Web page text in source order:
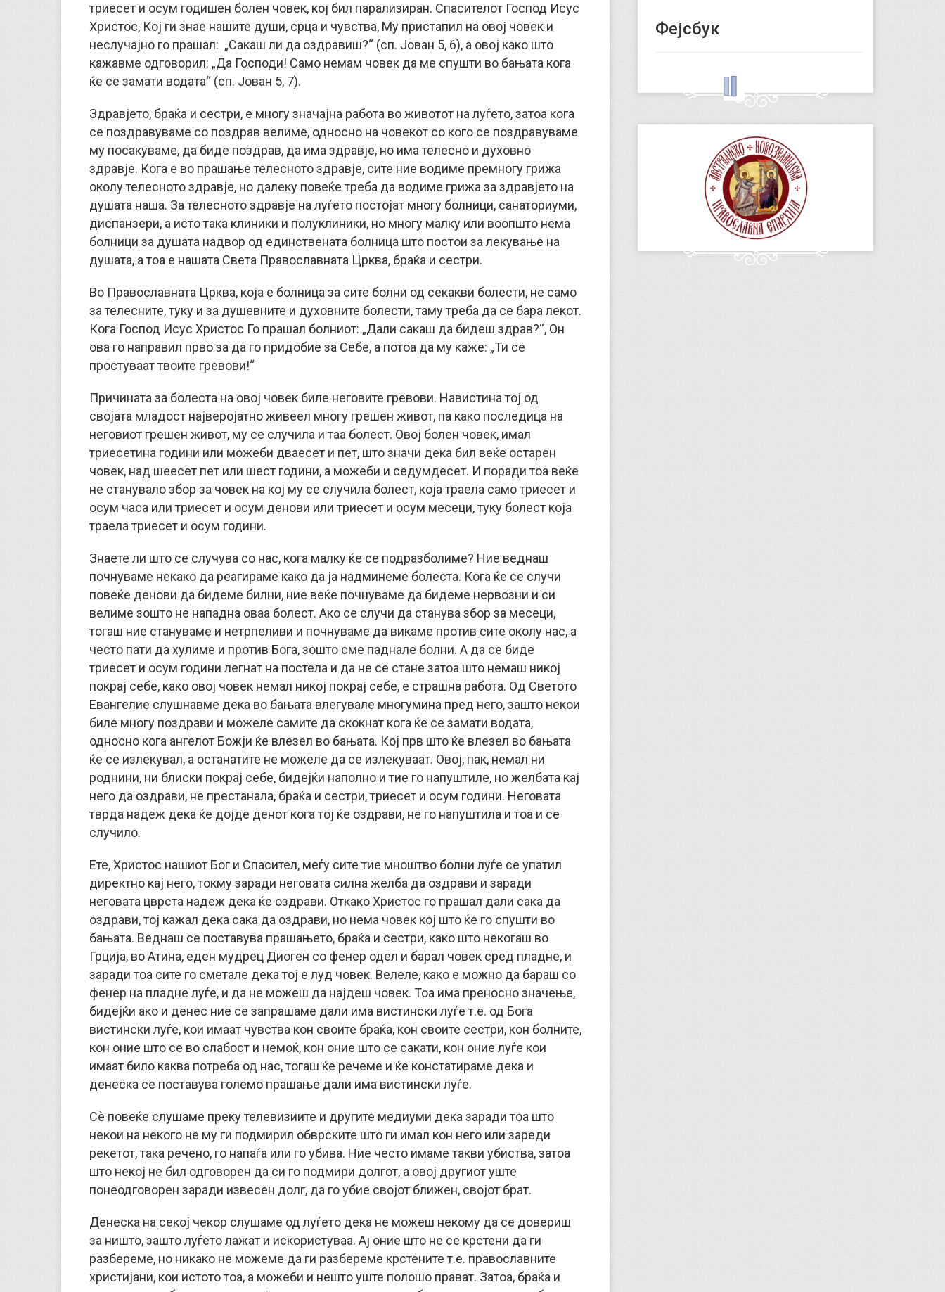
триесет и осум годишен болен човек, кој бил парализиран. Спасителот Господ Исус
Христос, Кој ги знае нашите души, срца и чувства, Му пристапил на овој човек и
неслучајно го прашал: „Сакаш ли да оздравиш?“ (сп. Јован 5, 6), а овој како што
кажавме одговорил: „Да Господи! Само немам човек да ме спушти во бањата кога
ќе се замати водата“ (сп. Јован 5, 7).
Здравјето, браќа и сестри, е многу значајна работа во животот на луѓето, затоа кога
се поздравуваме со поздрав велиме, односно на човекот со кого се поздравуваме
му посакуваме, да биде поздрав, да има здравје, но има телесно и духовно
здравје. Кога е во прашање телесното здравје, сите ние водиме премногу грижа
околу телесното здравје, но далеку повеќе треба да водиме грижа за здравјето на
душата наша. За телесното здравје на луѓето постојат многу болници, санаториуми,
диспанзери, а исто така клиники и полуклиники, но многу малку или воопшто нема
болници за душата надвор од единствената болница што постои за лекување на
душата, а тоа е нашата Света Православната Црква, браќа и сестри.
Во Православната Црква, која е болница за сите болни од секакви болести, не само
за телесните, туку и за душевните и духовните болести, таму треба да се бара лекот.
Кога Господ Исус Христос Го прашал болниот: „Дали сакаш да бидеш здрав?“, Он
ова го направил прво за да го придобие за Себе, а потоа да му каже: „Ти се
простуваат твоите гревови!“
Причината за болеста на овој човек биле неговите гревови. Навистина тој од
својата младост најверојатно живеел многу грешен живот, па како последица на
неговиот грешен живот, му се случила и таа болест. Oвој болен човек, имал
триесетина години или можеби дваесет и пет, што значи дека бил веќе остарен
човек, над шеесет пет или шест години, а можеби и седумдесет. И поради тоа веќе
не станувало збор за човек на кој му се случила болест, која траела само триесет и
осум часа или триесет и осум денови или триесет и осум месеци, туку болест која
траела триесет и осум години.
Знаете ли што се случува со нас, кога малку ќе се подразболиме? Ние веднаш
почнуваме некако да реагираме како да ја надминеме болеста. Кога ќе се случи
повеќе денови да бидеме билни, ние веќе почнуваме да бидеме нервозни и си
велиме зошто не нападна оваа болест. Ако се случи да станува збор за месеци,
тогаш ние стануваме и нетрпеливи и почнуваме да викаме против сите околу нас, а
често пати да хулиме и против Бога, зошто сме паднале болни. А да се биде
триесет и осум години легнат на постела и да не се стане затоа што немаш никој
покрај себе, како овој човек немал никој покрај себе, е страшна работа. Од Светото
Евангелие слушнавме дека во бањата влегувале многумина пред него, зашто некои
биле многу поздрави и можеле самите да скокнат кога ќе се замати водата,
односно кога ангелот Божји ќе влезел во бањата. Кој прв што ќе влезел во бањата
ќе се излекувал, а останатите не можеле да се излекуваат. Овој, пак, немал ни
роднини, ни блиски покрај себе, бидејќи наполно и тие го напуштиле, но желбата кај
него да оздрави, не престанала, браќа и сестри, триесет и осум години. Неговата
тврда надеж дека ќе дојде денот кога тој ќе оздрави, не го напуштила и тоа и се
случило.
Ете, Христос нашиот Бог и Спасител, меѓу сите тие мноштво болни луѓе се упатил
директно кај него, токму заради неговата силна желба да оздрави и заради
неговата цврста надеж дека ќе оздрави. Откако Христос го прашал дали сака да
оздрави, тој кажал дека сака да оздрави, но нема човек кој што ќе го спушти во
бањата. Веднаш се поставува прашањето, браќа и сестри, како што некогаш во
Грција, во Атина, еден мудрец Диоген со фенер одел и барал човек сред пладне, и
заради тоа сите го сметале дека тој е луд човек. Велеле, како е можно да бараш со
фенер на пладне луѓе, и да не можеш да најдеш човек. Тоа има преносно значење,
бидејќи ако и денес ние се запрашаме дали има вистински луѓе т.е. од Бога
вистински луѓе, кои имаат чувства кон своите браќа, кон своите сестри, кон болните,
кон оние што се во слабост и немоќ, кон оние што се сакати, кон оние луѓе кои
имаат било каква потреба од нас, тогаш ќе речеме и ќе констатираме дека и
денеска се поставува големо прашање дали има вистински луѓе.
Сè повеќе слушаме преку телевизиите и другите медиуми дека заради тоа што
некои на некого не му ги подмирил обврските што ги имал кон него или зареди
рекетот, така речено, го напаѓа или го убива. Ние често имаме такви убиства, затоа
што некој не бил одговорен да си го подмири долгот, а овој другиот уште
понеодговорен заради извесен долг, да го убие својот ближен, својот брат.
Денеска на секој чекор слушаме од луѓето дека не можеш некому да се довериш
за ништо, зашто луѓето лажат и искористуваа. Ај оние што не се крстени да ги
разбереме, но никако не можеме да ги разбереме крстените т.е. православните
христијани, кои истото тоа, а можеби и нешто уште полошо прават. Затоа, браќа и
Фејсбук